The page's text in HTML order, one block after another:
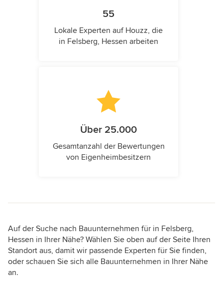
55
Lokale Experten auf Houzz, die
in Felsberg, Hessen arbeiten
Über 25.000
Gesamtanzahl der Bewertungen
von Eigenheimbesitzern
Auf der Suche nach Bauunternehmen für in Felsberg,
Hessen in Ihrer Nähe? Wählen Sie oben auf der Seite Ihren
Standort aus, damit wir passende Experten für Sie finden,
oder schauen Sie sich alle Bauunternehmen in Ihrer Nähe
an.